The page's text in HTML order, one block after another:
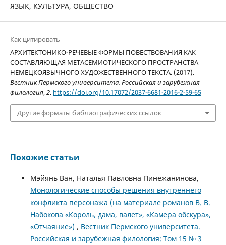
ЯЗЫК, КУЛЬТУРА, ОБЩЕСТВО
Как цитировать
АРХИТЕКТОНИКО-РЕЧЕВЫЕ ФОРМЫ ПОВЕСТВОВАНИЯ КАК
СОСТАВЛЯЮЩАЯ МЕТАСЕМИОТИЧЕСКОГО ПРОСТРАНСТВА
НЕМЕЦКОЯЗЫЧНОГО ХУДОЖЕСТВЕННОГО ТЕКСТА. (2017).
Вестник Пермского университета. Российская и зарубежная
филология,2. https://doi.org/10.17072/2037-6681-2016-2-59-65
Другие форматы библиографических ссылок
Похожие статьи
Мэйянь Ван, Наталья Павловна Пинежанинова,
Монологические способы решения внутреннего
конфликта персонажа (на материале романов В. В.
Набокова «Король, дама, валет», «Камера обскура»,
«Отчаяние») , Вестник Пермского университета.
Российская и зарубежная филология: Том 15 № 3